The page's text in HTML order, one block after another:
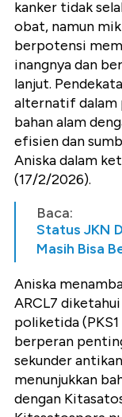
kanker tidak
obat, namun
berpotensi
inangnya dan
lanjut.
alternatif dalam
bahan alam
efisien dan
Aniska dalam
(17/2/2026).
Baca:
Status JKN
Masih Bisa
Aniska
ARCL7
poliketida
berperan
sekunder
menunjukkan
dengan